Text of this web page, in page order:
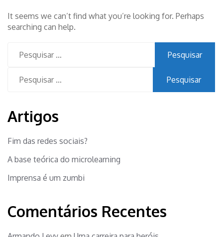
It seems we can’t find what you’re looking for. Perhaps
searching can help.
por:
por:
Artigos
Fim das redes sociais?
A base teórica do microlearning
Imprensa é um zumbi
Comentários Recentes